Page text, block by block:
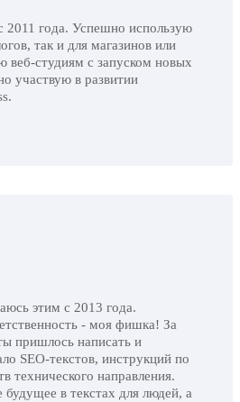
2011 года. Успешно использую
так и для магазинов или
веб-студиям с запуском новых
участвую в развитии
этим с 2013 года.
- моя фишка! За
пришлось написать и
SEO-текстов, инструкций по
технического направления.
в текстах для людей, а